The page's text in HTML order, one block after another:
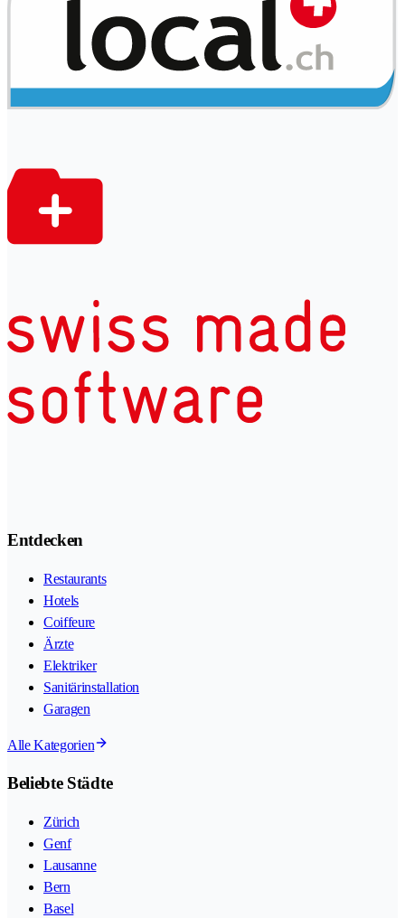
Entdecken
Restaurants
Hotels
Coiffeure
Ärzte
Elektriker
Sanitärinstallation
Garagen
Alle Kategorien
Beliebte Städte
Zürich
Genf
Lausanne
Bern
Basel